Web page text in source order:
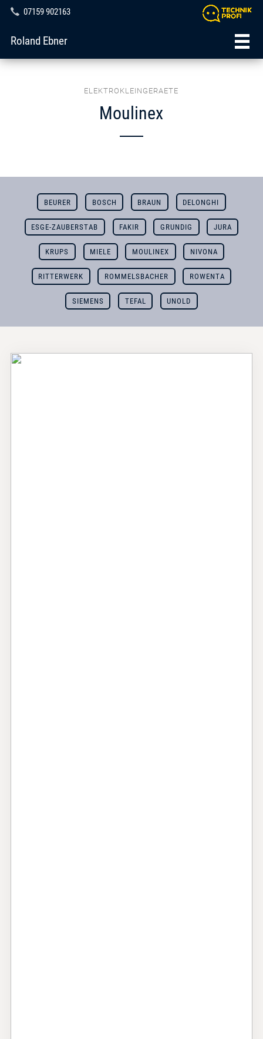
07159 902163
Roland Ebner
ELEKTROKLEINGERAETE
Moulinex
BEURER BOSCH BRAUN DELONGHI
ESGE-ZAUBERSTAB FAKIR GRUNDIG JURA
KRUPS MIELE MOULINEX NIVONA
RITTERWERK ROMMELSBACHER ROWENTA
SIEMENS TEFAL UNOLD